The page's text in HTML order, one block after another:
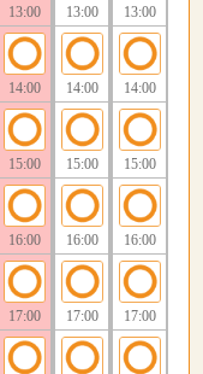
13:00
14:00
15:00
16:00
17:00
13:00
14:00
15:00
16:00
17:00
13:00
14:00
15:00
16:00
17:00